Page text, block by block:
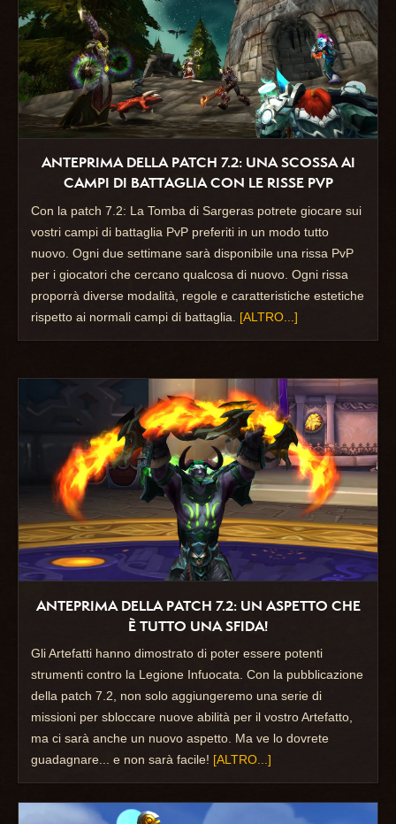
ANTEPRIMA DELLA PATCH 7.2: UNA SCOSSA AI
CAMPI DI BATTAGLIA CON LE RISSE PVP
Con la patch 7.2: La Tomba di Sargeras potrete giocare sui
vostri campi di battaglia PvP preferiti in un modo tutto
nuovo. Ogni due settimane sarà disponibile una rissa PvP
per i giocatori che cercano qualcosa di nuovo. Ogni rissa
proporrà diverse modalità, regole e caratteristiche estetiche
rispetto ai normali campi di battaglia. [ALTRO...]
ANTEPRIMA DELLA PATCH 7.2: UN ASPETTO CHE
È TUTTO UNA SFIDA!
Gli Artefatti hanno dimostrato di poter essere potenti
strumenti contro la Legione Infuocata. Con la pubblicazione
della patch 7.2, non solo aggiungeremo una serie di
missioni per sbloccare nuove abilità per il vostro Artefatto,
ma ci sarà anche un nuovo aspetto. Ma ve lo dovrete
guadagnare... e non sarà facile! [ALTRO...]